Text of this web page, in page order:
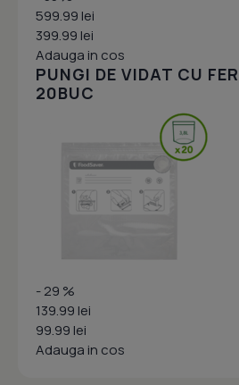
599.99 lei
399.99 lei
Adauga in cos
PUNGI DE VIDAT CU
20BUC
- 29 %
139.99 lei
99.99 lei
Adauga in cos